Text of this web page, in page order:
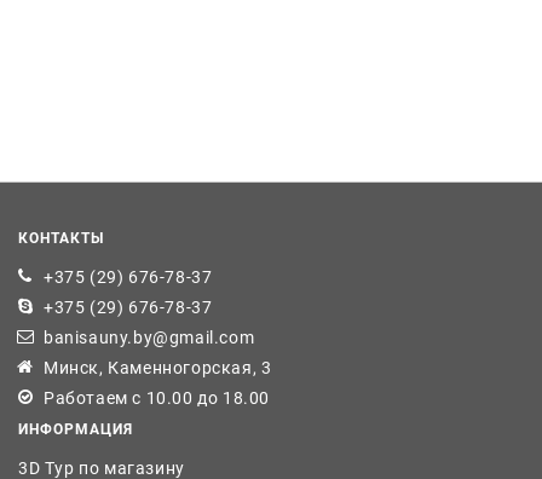
КОНТАКТЫ
+375 (29) 676-78-37
+375 (29) 676-78-37
banisauny.by@gmail.com
Минск, Каменногорская, 3
Работаем с 10.00 до 18.00
ИНФОРМАЦИЯ
3D Тур по магазину